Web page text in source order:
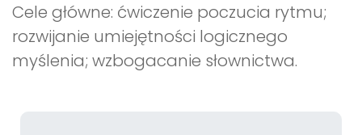
Cele główne: ćwiczenie poczucia rytmu;
rozwijanie umiejętności logicznego
myślenia; wzbogacanie słownictwa.